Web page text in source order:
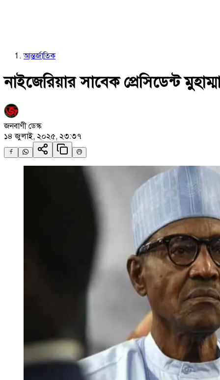
আন্তর্জাতিক
নাইজেরিয়ার সাবেক প্রেসিডেন্ট
জনবাণী ডেস্ক
১৪ জুলাই, ২০২৫, ২৩:৩৭